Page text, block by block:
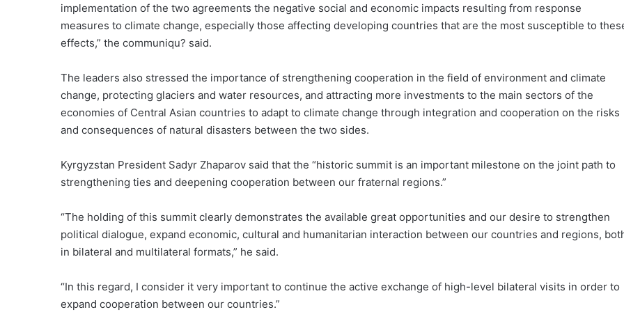
implementation of the two agreements the negative social and economic impacts resulting from response
measures to climate change, especially those affecting developing countries that are the most susceptible to
effects,” the communiqu? said.
The leaders also stressed the importance of strengthening cooperation in the field of environment and climate
change, protecting glaciers and water resources, and attracting more investments to the main sectors of the
economies of Central Asian countries to adapt to climate change through integration and cooperation on the risks
and consequences of natural disasters between the two sides.
Kyrgyzstan President Sadyr Zhaparov said that the “historic summit is an important milestone on the joint path to
strengthening ties and deepening cooperation between our fraternal regions.”
“The holding of this summit clearly demonstrates the available great opportunities and our desire to strengthen
political dialogue, expand economic, cultural and humanitarian interaction between our countries and regions,
in bilateral and multilateral formats,” he said.
“In this regard, I consider it very important to continue the active exchange of high-level bilateral visits in order to
expand cooperation between our countries.”